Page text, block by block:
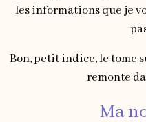
les informations que je
Bon, petit indice, le tome
remonte
Ma